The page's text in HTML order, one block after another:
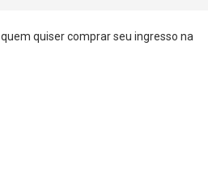
quiser comprar seu ingresso na